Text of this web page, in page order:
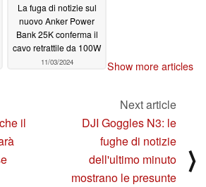
La fuga di notizie sul
nuovo Anker Power
Bank 25K conferma il
cavo retrattile da 100W
11/03/2024 Show more articles
il
Next article
DJI Goggles N3: le
fughe di notizie
dell'ultimo minuto
mostrano le presunte
⟩